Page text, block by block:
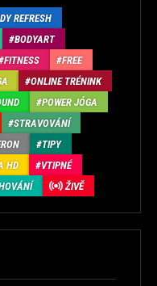
REFRESH
BODYART
FITNESS
FREE
ONLINE TRÉNINK
POWER JÓGA
STRAVOVÁNÍ
TIPY
HD
VTIPNÉ
ŽIVĚ